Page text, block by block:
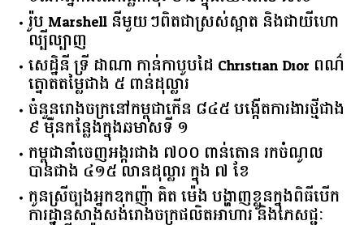
រ៉ូប Marshell នីមួយៗពិតជាស្រស់ស្អាត និងជាយីហោ
ល្បីល្បាញ
សេដ្ឋិនី ទ្រី ដាណា កាន់កាបូបដៃ Christian Dior ពណ៌
ត្នោតតម្លៃជាង ៥ ពាន់ដុល្លារ
ចំនួន​រោងចក្រ​នៅ​កម្ពុជា​កើន​ ​៨៤៥​ ​បង្កើត​ការងារ​ថ្មី​ជាង​
​៩​ ​ម៉ឺន​កន្លែង​ក្នុង​ឆមាស​ទី ​១​
កម្ពុជានាំចេញអង្ករជាង ៧០០ ពាន់តោន រកចំណូល
បានជាង ៤១៥ លានដុល្លារ ក្នុង ៧ ខែ
កូនស្រីច្បងអ្នកឧកញ៉ា គិត ម៉េង បង្ហាញខ្លួនក្នុងពិធីបើក
ការដ្ឋានសាងសង់រោងចក្រផលិតអាហារ និងភេសជ្ជៈ